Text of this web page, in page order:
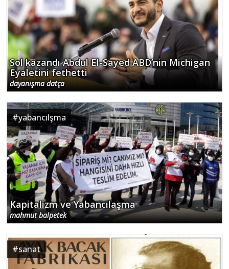
Sol kazandı Abdul El-Sayed ABD’nin Michigan
Eyaletini fethetti
dayanışma datça
#yabancılşma
Kapitalizm ve Yabancılaşma
mahmut balpetek
#sanat